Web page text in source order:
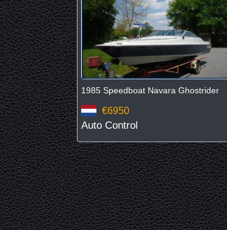
1985 Speedboat Navara Ghostrider
€6950
Auto Control